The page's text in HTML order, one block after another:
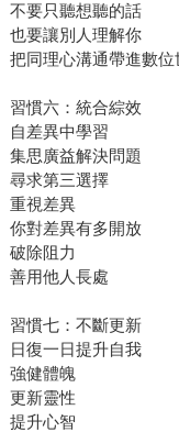
不要只聽想聽的話
也要讓別人理解你
把同理心溝通帶進數位
習慣六：統合綜效
自差異中學習
集思廣益解決問題
尋求第三選擇
重視差異
你對差異有多開放
破除阻力
善用他人長處
習慣七：不斷更新
日復一日提升自我
強健體魄
更新靈性
提升心智